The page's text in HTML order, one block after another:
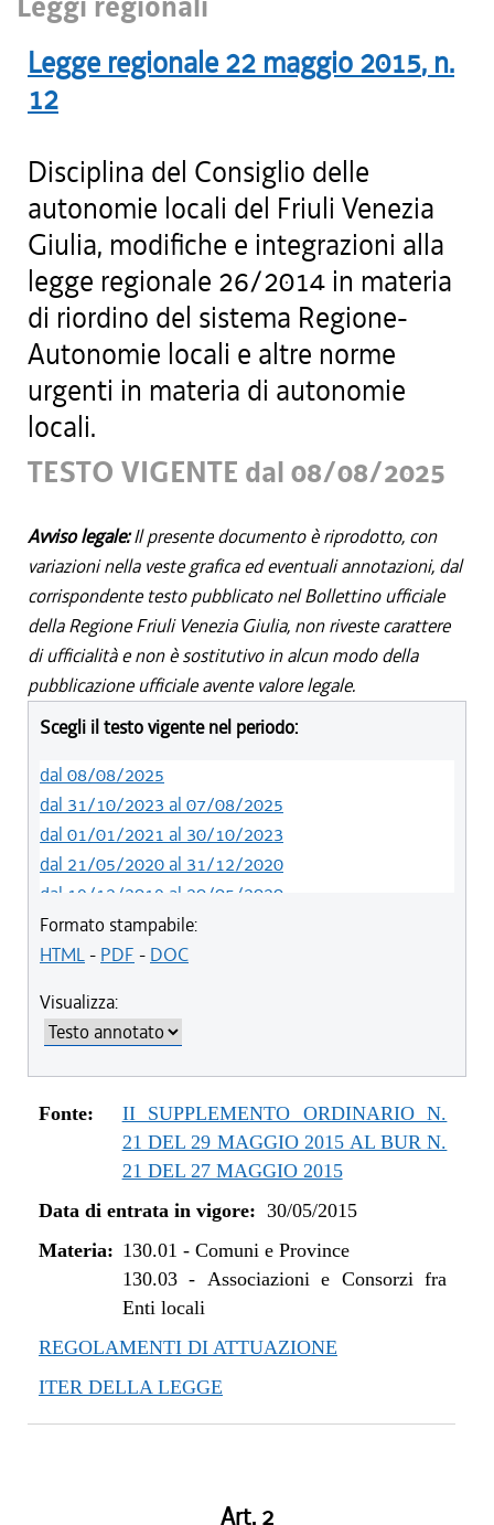
Legge regionale 22 maggio 2015, n.
12
Disciplina del Consiglio delle
autonomie locali del Friuli Venezia
Giulia, modifiche e integrazioni alla
legge regionale 26/2014 in materia
di riordino del sistema Regione-
Autonomie locali e altre norme
urgenti in materia di autonomie
locali.
TESTO VIGENTE dal 08/08/2025
Avviso legale:Il presente documento è riprodotto, con
variazioni nella veste grafica ed eventuali annotazioni, dal
corrispondente testo pubblicato nel Bollettino ufficiale
della Regione Friuli Venezia Giulia, non riveste carattere
di ufficialità e non è sostitutivo in alcun modo della
pubblicazione ufficiale avente valore legale.
Scegli il testo vigente nel periodo:
dal 08/08/2025
dal 31/10/2023 al 07/08/2025
dal 01/01/2021 al 30/10/2023
dal 21/05/2020 al 31/12/2020
dal 19/12/2019 al 20/05/2020
dal 11/07/2019 al 18/12/2019
dal 01/01/2019 al 10/07/2019
dal 01/01/2017 al 08/08/2018
dal 15/12/2016 al 31/12/2016
dal 11/08/2015 al 14/12/2016
dal 30/05/2015 al 10/08/2015
Formato stampabile:
HTML- PDF - DOC
Visualizza:
Fonte:
II SUPPLEMENTO ORDINARIO N.
21 DEL 29 MAGGIO 2015 AL BUR N.
21 DEL 27 MAGGIO 2015
Data di entrata in vigore: 30/05/2015
Materia: 130.01 - Comuni e Province
130.03- Associazioni e Consorzi fra
Enti locali
REGOLAMENTI DI ATTUAZIONE
ITER DELLA LEGGE
Art. 2